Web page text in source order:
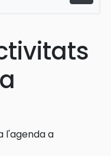
l'agenda a